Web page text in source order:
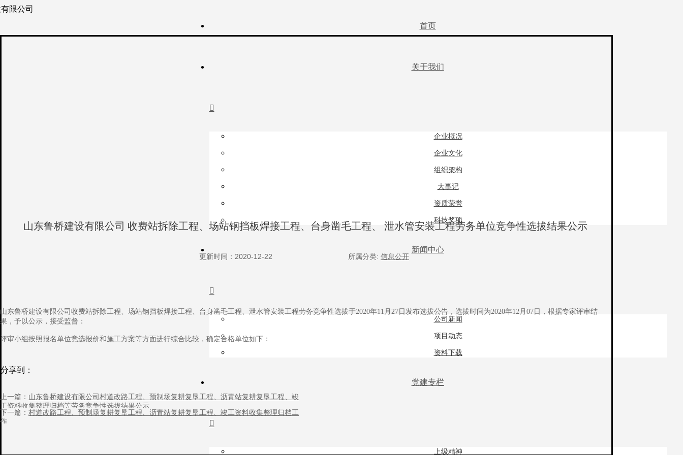
首页
关于我们

企业概况
企业文化
组织架构
大事记
资质荣誉
科技奖项
新闻中心

公司新闻
项目动态
资料下载
党建专栏

上级精神
山东鲁桥建设有限公司 收费站拆除工程、场站钢挡板焊接工程、台身凿毛工程、 泄水管安装工程劳务单位竞争性选拔结果公示
山东鲁桥建设有限公司收费站拆除工程、场站钢挡板焊接工程、台身凿毛工程、泄水管安装工程劳务竞争性选拔于2020年11月27日发布选拔公告，选拔时间为2020年12月07日，根据专家评审结
果，予以公示，接受监督：
评审小组按照报名单位竞选报价和施工方案等方面进行综合比较，确定合格单位如下：
一、收费站拆除工程
候选人顺序
更新时间：2020-12-22 所属分类: 信息公开
上一篇： 山东鲁桥建设有限公司村道改路工程、预制场复耕复垦工程、沥青站复耕复垦工程、竣
工资料收集整理归档等劳务竞争性选拔结果公示
下一篇： 村道改路工程、预制场复耕复垦工程、沥青站复耕复垦工程、竣工资料收集整理归档工
作
分享到：